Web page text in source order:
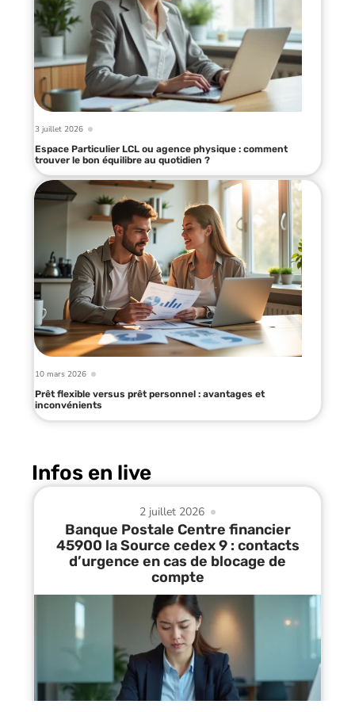
3 juillet 2026
Espace Particulier LCL ou agence physique : comment
trouver le bon équilibre au quotidien ?
10 mars 2026
Prêt flexible versus prêt personnel : avantages et
inconvénients
Infos en live
2 juillet 2026
Banque Postale Centre financier
45900 la Source cedex 9 : contacts
d’urgence en cas de blocage de
compte